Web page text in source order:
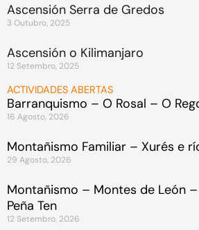
Ascensión Serra de Gredos
3 Outubro, 2025
Ascensión o Kilimanjaro
12 Setembro, 2025
ACTIVIDADES ABERTAS
Barranquismo – O Rosal – O
16 Agosto, 2026
Montañismo Familiar – Xurés e
29 Agosto, 2026
Montañismo – Montes de León
Peña Ten
12 Setembro, 2026